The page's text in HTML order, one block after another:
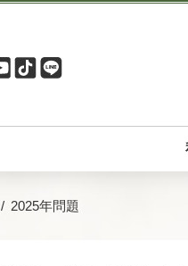
2025年問題